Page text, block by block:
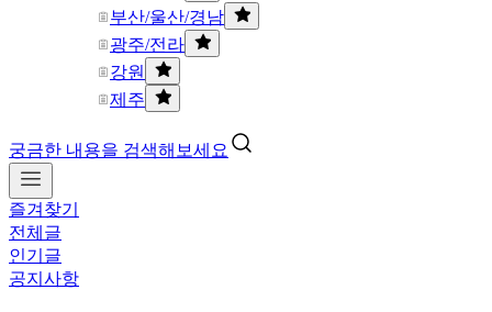
부산/울산/경남
광주/전라
강원
제주
궁금한 내용을 검색해보세요
즐겨찾기
전체글
인기글
공지사항